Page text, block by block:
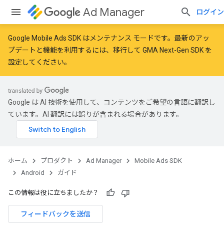
Ad Manager ログイン
Google Mobile Ads SDK はメンテナンス モードです。最新のアッ
プデートと機能を利用するには、 移行して GMA Next-Gen SDK を
設定 してください。
Google は AI 技術を使用して、コンテンツをご希望の言語に翻訳し
ています。AI 翻訳には誤りが含まれる場合があります。
ホーム プロダクト Ad Manager
Mobile Ads SDK
Android
ガイド
この情報は役に立ちましたか？
フィードバックを送信